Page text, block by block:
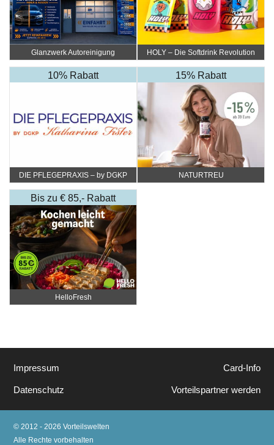
Glanzwerk Autoreinigung HOLY – Die Softdrink Revolution
10% Rabatt
DIE PFLEGEPRAXIS – by DGKP
Katharina Fister
15% Rabatt
NATURTREU
Bis zu € 85,- Rabatt
HelloFresh
Impressum
Datenschutz
Card-Info
Vorteilspartner werden
© 2012 - 2026 Vorteilswelten
Alle Rechte vorbehalten